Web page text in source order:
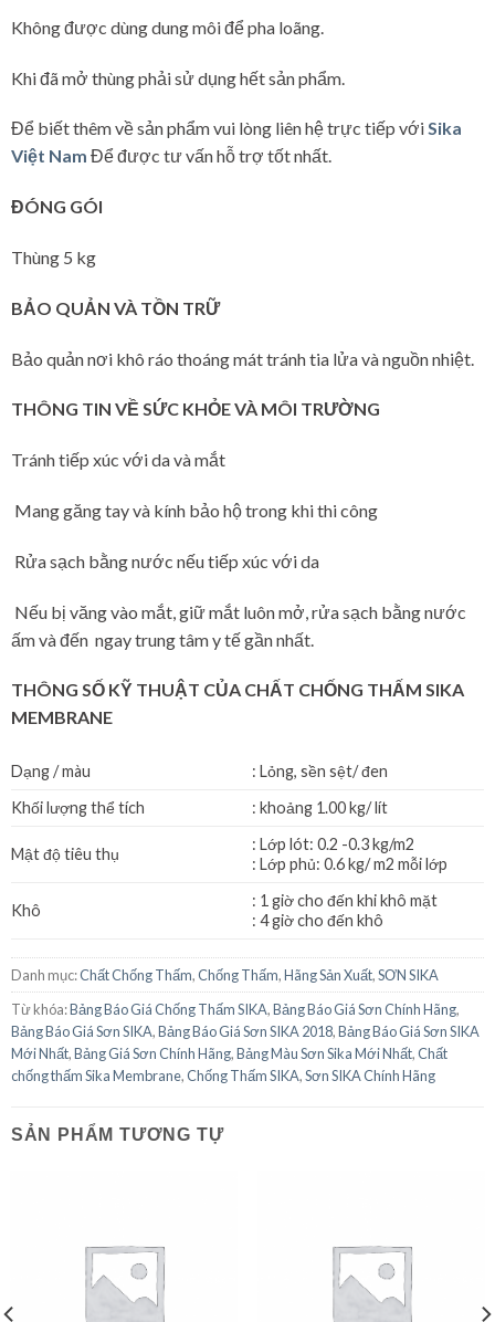
Không được dùng dung môi để pha loãng.
Khi đã mở thùng phải sử dụng hết sản phẩm.
Để biết thêm về sản phẩm vui lòng liên hệ trực tiếp vớiSika
Việt Nam Để được tư vấn hỗ trợ tốt nhất.
ĐÓNG GÓI
Thùng 5 kg
BẢO QUẢN VÀ TỒN TRỮ
Bảo quản nơi khô ráo thoáng mát tránh tia lửa và nguồn nhiệt.
THÔNG TIN VỀ SỨC KHỎE VÀ MÔI TRƯỜNG
Tránh tiếp xúc với da và mắt
Mang găng tay và kính bảo hộ trong khi thi công
Rửa sạch bằng nước nếu tiếp xúc với da
Nếu bị văng vào mắt, giữ mắt luôn mở, rửa sạch bằng nước
ấm và đến ngay trung tâm y tế gần nhất.
THÔNG SỐ KỸ THUẬT CỦA CHẤT CHỐNG THẤM SIKA
MEMBRANE
Dạng / màu
: Lỏng, sền sệt/ đen
Khối lượng thể tích
: khoảng 1.00 kg/ lít
Mật độ tiêu thụ
: Lớp lót: 0.2 -0.3 kg/m2
: Lớp phủ: 0.6 kg/ m2 mỗi lớp
Khô
: 1 giờ cho đến khi khô mặt
: 4 giờ cho đến khô
Danh mục:Chất Chống Thấm,Chống Thấm,Hãng Sản Xuất,SƠN SIKA
Từ khóa:Bảng Báo Giá Chống Thấm SIKA,Bảng Báo Giá Sơn Chính Hãng,
Bảng Báo Giá Sơn SIKA,Bảng Báo Giá Sơn SIKA 2018,Bảng Báo Giá Sơn SIKA
Mới Nhất,Bảng Giá Sơn Chính Hãng,Bảng Màu Sơn Sika Mới Nhất,Chất
chống thấm Sika Membrane,Chống Thấm SIKA,Sơn SIKA Chính Hãng
SẢN PHẨM TƯƠNG TỰ